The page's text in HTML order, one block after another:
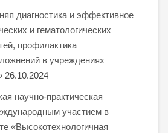
диагностика и эффективное
и гематологических
профилактика
в учреждениях
26.10.2024
научно-практическая
участием в
«Высокотехнологичная